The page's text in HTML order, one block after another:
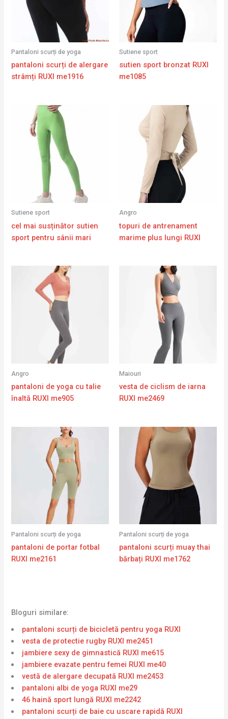
Pantaloni scurți de yoga
pantaloni scurți de alergare
strâmți RUXI me1916
Sutiene sport
sutien sport bronzat RUXI
me1085
Sutiene sport
cel mai susținător sutien
sport pentru sânii mari
Angro
topuri de antrenament
marime plus lungi RUXI
Angro
pantaloni de yoga cu talie
înaltă RUXI me905
Maiouri
vesta de ciclism de iarna
RUXI me2469
Pantaloni scurți de yoga
pantaloni de portar fotbal
RUXI me2161
Pantaloni scurți de yoga
pantaloni scurți muay thai
bărbați RUXI me1762
Bloguri similare:
pantaloni scurți de bicicletă pentru yoga RUXI
vesta de protectie rugby RUXI me2451
jambiere sexy de gimnastică RUXI me615
jambiere evazate pentru femei RUXI me40
vestă de alergare decupată RUXI me2453
pantaloni albi de yoga RUXI me29
46 haină sport lungă RUXI me2242
pantaloni scurți de baie cu uscare rapidă RUXI